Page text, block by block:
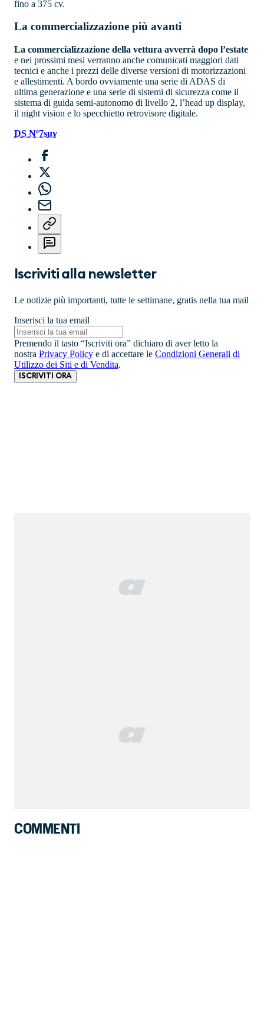
fino a 375 cv.
La commercializzazione più avanti
La commercializzazione della vettura avverrà dopo l’estate
e nei prossimi mesi verranno anche comunicati maggiori dati
tecnici e anche i prezzi delle diverse versioni di motorizzazioni
e allestimenti. A bordo ovviamente una serie di ADAS di
ultima generazione e una serie di sistemi di sicurezza come il
sistema di guida semi-autonomo di livello 2, l’head up display,
il night vision e lo specchietto retrovisore digitale.
DS N°7suv
Iscriviti alla newsletter
Le notizie più importanti, tutte le settimane, gratis nella tua mail
Inserisci la tua email
Premendo il tasto “Iscriviti ora” dichiaro di aver letto la
nostra Privacy Policy e di accettare le Condizioni Generali di
Utilizzo dei Siti e di Vendita.
ISCRIVITI ORA
COMMENTI